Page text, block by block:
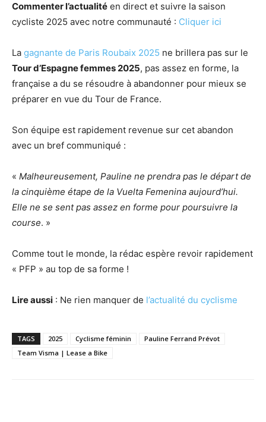
Commenter l’actualité en direct et suivre la saison
cycliste 2025 avec notre communauté : Cliquer ici
La gagnante de Paris Roubaix 2025 ne brillera pas sur le
Tour d’Espagne femmes 2025, pas assez en forme, la
française a du se résoudre à abandonner pour mieux se
préparer en vue du Tour de France.
Son équipe est rapidement revenue sur cet abandon
avec un bref communiqué :
« Malheureusement, Pauline ne prendra pas le départ de
la cinquième étape de la Vuelta Femenina aujourd’hui.
Elle ne se sent pas assez en forme pour poursuivre la
course. »
Comme tout le monde, la rédac espère revoir rapidement
« PFP » au top de sa forme !
Lire aussi : Ne rien manquer de l’actualité du cyclisme
TAGS 2025 Cyclisme féminin
Pauline Ferrand Prévot
Team Visma | Lease a Bike